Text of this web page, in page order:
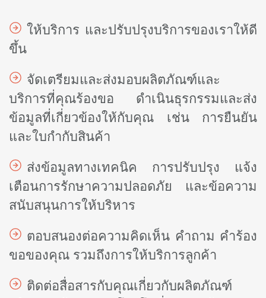
ให้บริการ และปรับปรุงบริการของเราให้ดี
ขึ้น
จัดเตรียมและส่งมอบผลิตภัณฑ์และ
บริการที่คุณร้องขอ ดำเนินธุรกรรมและส่ง
ข้อมูลที่เกี่ยวข้องให้กับคุณ เช่น การยืนยัน
และใบกำกับสินค้า
ส่งข้อมูลทางเทคนิค การปรับปรุง แจ้ง
เตือนการรักษาความปลอดภัย และข้อความ
สนับสนุนการให้บริหาร
ตอบสนองต่อความคิดเห็น คำถาม คำร้อง
ขอของคุณ รวมถึงการให้บริการลูกค้า
ติดต่อสื่อสารกับคุณเกี่ยวกับผลิตภัณฑ์